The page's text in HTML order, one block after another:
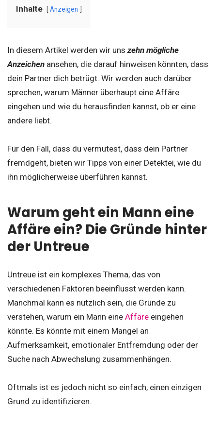
Inhalte Anzeigen
In diesem Artikel werden wir unszehn mögliche
Anzeichen ansehen, die darauf hinweisen könnten, dass
dein Partner dich betrügt. Wir werden auch darüber
sprechen, warum Männer überhaupt eine Affäre
eingehen und wie du herausfinden kannst, ob er eine
andere liebt.
Für den Fall, dass du vermutest, dass dein Partner
fremdgeht, bieten wir Tipps von einer Detektei, wie du
ihn möglicherweise überführen kannst.
Warum geht ein Mann eine
Affäre ein? Die Gründe hinter
der Untreue
Untreue ist ein komplexes Thema, das von
verschiedenen Faktoren beeinflusst werden kann.
Manchmal kann es nützlich sein, die Gründe zu
verstehen, warum ein Mann eine Affäre eingehen
könnte. Es könnte mit einem Mangel an
Aufmerksamkeit, emotionaler Entfremdung oder der
Suche nach Abwechslung zusammenhängen.
Oftmals ist es jedoch nicht so einfach, einen einzigen
Grund zu identifizieren.